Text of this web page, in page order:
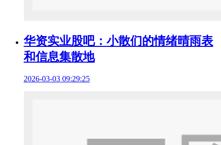
华资实业股吧：小散们的情绪晴雨表
和信息集散地
2026-03-03 09:29:25